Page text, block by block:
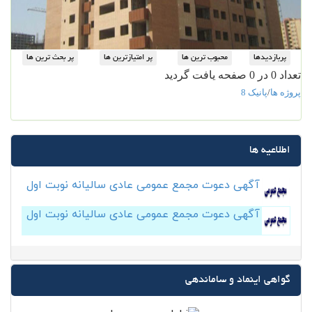
تعداد 0 در 0 صفحه یافت گردید
پروژه ها/پانیک 8
اطلاعیه ها
آگهی دعوت مجمع عمومی عادی سالیانه نوبت اول
آگهی دعوت مجمع عمومی عادی سالیانه نوبت اول
گواهی اینماد و ساماندهی